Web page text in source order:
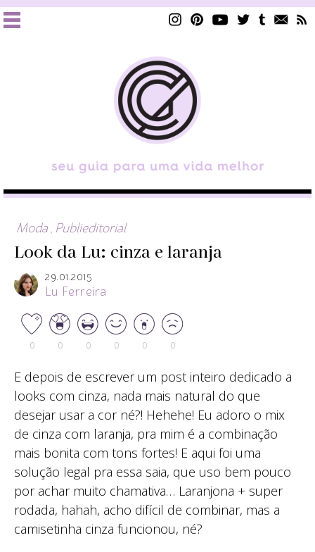
Moda Publieditorial
Look da Lu: cinza e laranja
29.01.2015
Lu Ferreira
0 0 0 0 0 0
E depois de escrever um post inteiro dedicado a
looks com cinza, nada mais natural do que
desejar usar a cor né?! Hehehe! Eu adoro o mix
de cinza com laranja, pra mim é a combinação
mais bonita com tons fortes! E aqui foi uma
solução legal pra essa saia, que uso bem pouco
por achar muito chamativa… Laranjona + super
rodada, hahah, acho difícil de combinar, mas a
camisetinha cinza funcionou, né?